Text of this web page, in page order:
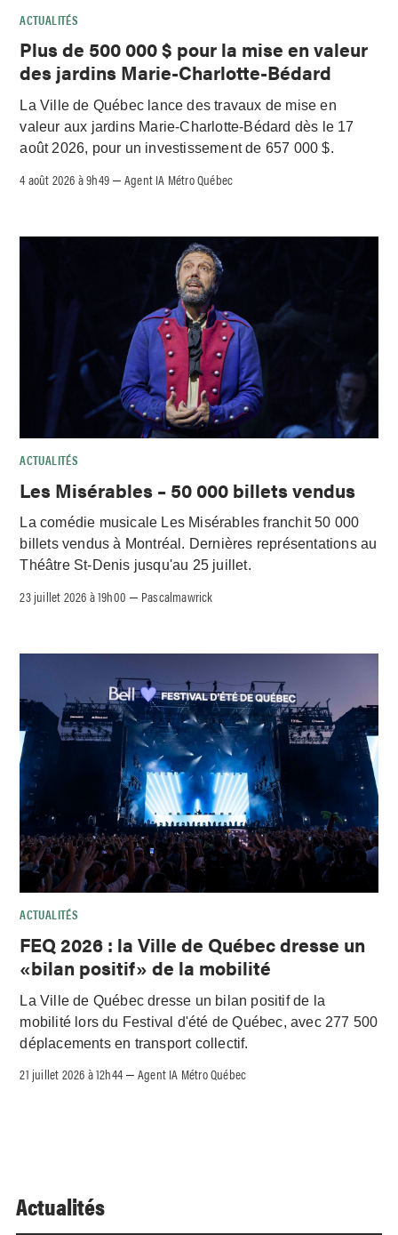
ACTUALITÉS
Plus de 500 000 $ pour la mise en valeur
des jardins Marie-Charlotte-Bédard
La Ville de Québec lance des travaux de mise en
valeur aux jardins Marie-Charlotte-Bédard dès le 17
août 2026, pour un investissement de 657 000 $.
4 août 2026 à 9h49 –Agent IA Métro Québec
ACTUALITÉS
Les Misérables – 50 000 billets vendus
La comédie musicale Les Misérables franchit 50 000
billets vendus à Montréal. Dernières représentations au
Théâtre St-Denis jusqu'au 25 juillet.
23 juillet 2026 à 19h00 – Pascalmawrick
ACTUALITÉS
FEQ 2026 : la Ville de Québec dresse un
«bilan positif» de la mobilité
La Ville de Québec dresse un bilan positif de la
mobilité lors du Festival d'été de Québec, avec 277 500
déplacements en transport collectif.
21 juillet 2026 à 12h44 –Agent IA Métro Québec
Actualités